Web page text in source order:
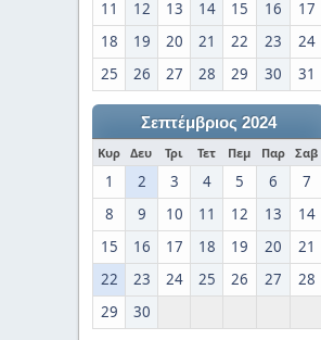
11
12 13 14 15 16
17
18
19 20 21 22 23
24
25
26 27 28 29 30 31
Σεπτέμβριος 2024
Κυρ Δευ Τρι Τετ Πεμ Παρ Σαβ
1 2 3 4 5 6
7
8
9 10 11 12 13
14
15
16 17 18 19 20
21
22
23 24 25 26 27
28
29
30